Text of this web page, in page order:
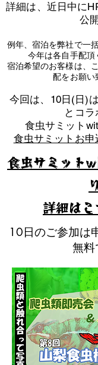
詳細は、近日中に
公
例年、宿泊を弊社で一
今年は各自手配頂
宿泊希望のお客様は、
配をお願い
今回は、10日(日)
とコ
食虫サミット
食虫サミットお
10日のご参加は
無料
食虫サミット
詳細はこ